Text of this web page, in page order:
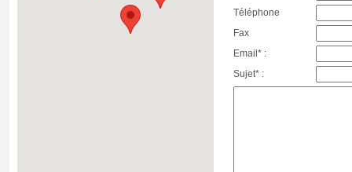
Téléphone
Fax
Email* :
Sujet* :